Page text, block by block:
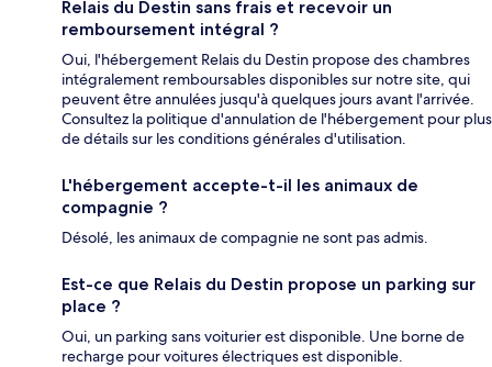
Relais du Destin sans frais et recevoir un
remboursement intégral ?
Oui, l'hébergement Relais du Destin propose des chambres
intégralement remboursables disponibles sur notre site, qui
peuvent être annulées jusqu'à quelques jours avant l'arrivée.
Consultez la politique d'annulation de l'hébergement pour plus
de détails sur les conditions générales d'utilisation.
L'hébergement accepte-t-il les animaux de
compagnie ?
Désolé, les animaux de compagnie ne sont pas admis.
Est-ce que Relais du Destin propose un parking sur
place ?
Oui, un parking sans voiturier est disponible. Une borne de
recharge pour voitures électriques est disponible.